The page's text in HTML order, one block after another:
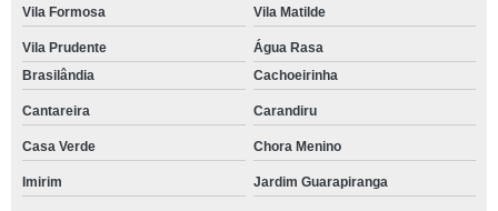
Vila Formosa Vila Matilde
Vila Prudente
Água Rasa
Brasilândia
Cachoeirinha
Cantareira Carandiru
Casa Verde Chora Menino
Imirim Jardim Guarapiranga